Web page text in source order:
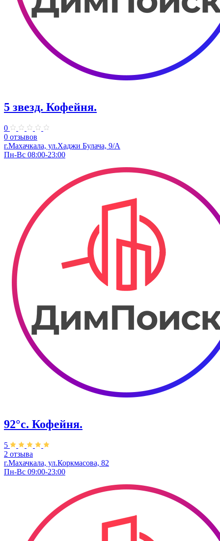
5 звезд. Кофейня.
0
0 отзывов
г.Махачкала, ул.Хаджи Булача, 9/А
Пн-Вс 08:00-23:00
92°с. Кофейня.
5
2 отзыва
г.Махачкала, ​ул.Коркмасова, 82
Пн-Вс 09:00-23:00